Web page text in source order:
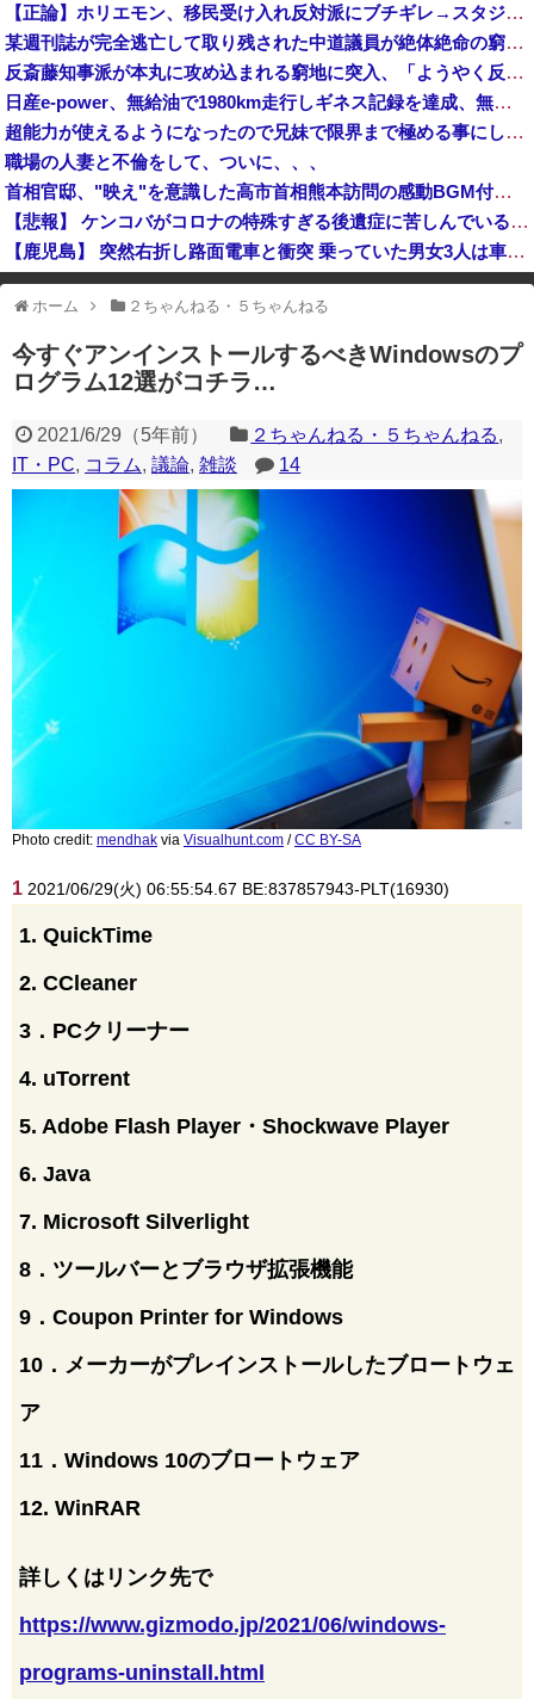
【P】エッセイスト「原爆を二度と使わせてはならない」→リプ「もちろん中国の核も非難する？」→即ブロック
スペースXのロケット残骸、月に衝突 人工物で過去最大級 [8/7]
【正論】ホリエモン、移民受け入れ反対派にブチギレ→スタジオ誰も反論できず沈黙
某週刊誌が完全逃亡して取り残された中道議員が絶体絶命の窮地、「今度は宏池会に矛先を向けたか……」と節操の無さに呆れる人が続出
反斎藤知事派が本丸に攻め込まれる窮地に突入、「ようやく反撃のターンやね」と手際の良さに感心する人が続出中
日産e-power、無給油で1980km走行しギネス記録を達成、無駄な発電や送電ロスなくEVよりエコを証明
超能力が使えるようになったので兄妹で限界まで極める事にした件 その９
職場の人妻と不倫をして、ついに、、、
首相官邸、"映え"を意識した高市首相熊本訪問の感動BGM付きムービーを投稿「全部が全部ありがたかったです」
【悲報】 ケンコバがコロナの特殊すぎる後遺症に苦しんでいる模様…お前らの周りにもこんな奴いる？
【鹿児島】 突然右折し路面電車と衝突 乗っていた男女3人は車を放置しダッシュで逃走中
グリーンコーラとかいうやつ飲んだ？
一部のコンテンツが表示されなくなったり、サイト全体のレイアウトが崩れ
たりする場合があります。
ホーム ２ちゃんねる・５ちゃんねる
今すぐアンインストールするべきWindowsのプ
ログラム12選がコチラ…
2021/6/29 （5年前） ２ちゃんねる・５ちゃんねる,
IT・PC, コラム, 議論, 雑談 14
Photo credit: mendhak via Visualhunt.com /CC BY-SA
1 2021/06/29(火) 06:55:54.67 BE:837857943-PLT(16930)
1. QuickTime
2. CCleaner
3．PCクリーナー
4. uTorrent
5. Adobe Flash Player・Shockwave Player
6. Java
7. Microsoft Silverlight
8．ツールバーとブラウザ拡張機能
9．Coupon Printer for Windows
10．メーカーがプレインストールしたブロートウェ
ア
11．Windows 10のブロートウェア
12. WinRAR
詳しくはリンク先で
https://www.gizmodo.jp/2021/06/windows-
programs-uninstall.html